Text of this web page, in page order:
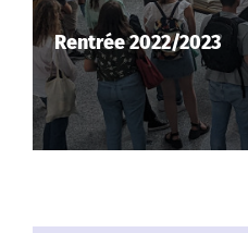
Rentrée 2022/2023